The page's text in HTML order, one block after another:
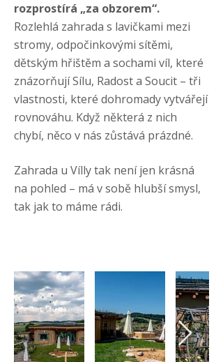
rozprostírá „za obzorem“.
Rozlehlá zahrada s lavičkami mezi
stromy, odpočinkovými sítěmi,
dětským hřištěm a sochami víl, které
znázorňujíSílu, Radost a Soucit – tři
vlastnosti, které dohromady vytvářejí
rovnováhu. Když některá z nich
chybí, něco v nás zůstává prázdné.
Zahrada u Vílly tak není jen krásná
na pohled – má v sobě hlubší smysl,
tak jak to máme rádi.